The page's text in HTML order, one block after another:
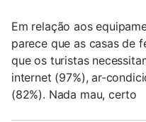
Em relação aos
parece que as casas de
que os turistas
internet (97%), ar-
(82%). Nada mau, certo